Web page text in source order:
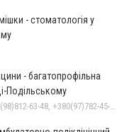
- стоматологія у
- багатопрофільна
Подільському
+380(96)796-36-85, +380(98)812-63-48, +380(97)782-45-70